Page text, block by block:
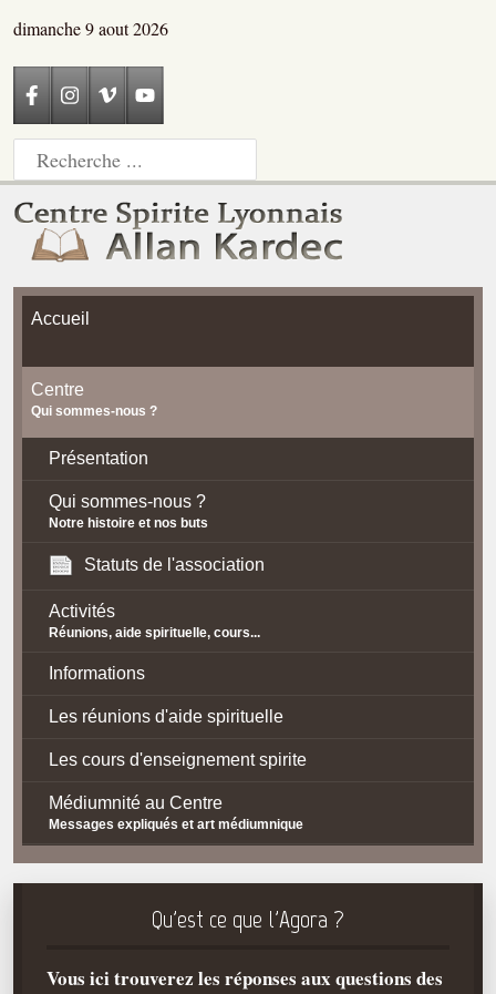
dimanche 9 aout 2026
Accueil
Centre
Qui sommes-nous ?
Présentation
Qui sommes-nous ?
Notre histoire et nos buts
Statuts de l'association
Activités
Réunions, aide spirituelle, cours...
Informations
Les réunions d'aide spirituelle
Les cours d'enseignement spirite
Médiumnité au Centre
Messages expliqués et art médiumnique
Contact / Accès
Plan d'accès
La doctrine Spirite
Qu'est ce que l'Agora ?
Vous ici trouverez les réponses aux questions des